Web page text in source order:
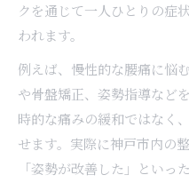
クを通じて一人ひとりの症
われます。
例えば、慢性的な腰痛に悩
や骨盤矯正、姿勢指導など
時的な痛みの緩和ではなく
せます。実際に神戸市内の
「姿勢が改善した」といっ